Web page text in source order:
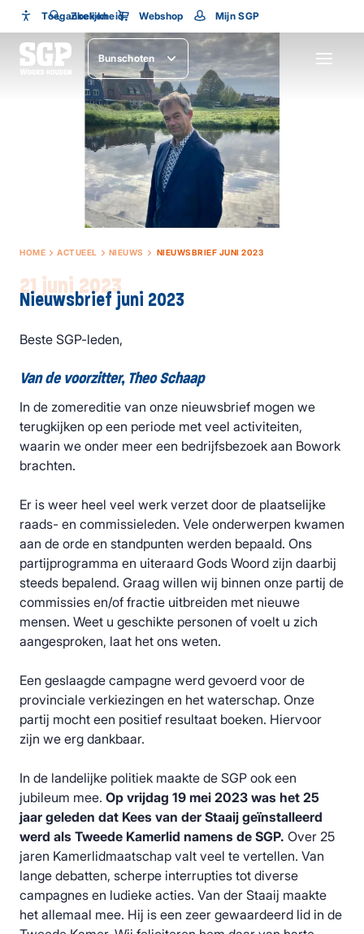
Toegankelijkheid
Toegankelijkheid
Lettergrootte
Zoeken Webshop Mijn SGP
Bunschoten SLUITEN
HOME ACTUEEL NIEUWS NIEUWSBRIEF JUNI 2023
21 juni 2023
Nieuwsbrief juni 2023
Beste SGP-leden,
Van de voorzitter, Theo Schaap
In de zomereditie van onze nieuwsbrief mogen we
terugkijken op een periode met veel activiteiten,
waarin we onder meer een bedrijfsbezoek aan Bowork
brachten.
Er is weer heel veel werk verzet door de plaatselijke
raads- en commissieleden. Vele onderwerpen kwamen
aan de orde en standpunten werden bepaald. Ons
partijprogramma en uiteraard Gods Woord zijn daarbij
steeds bepalend. Graag willen wij binnen onze partij de
commissies en/of fractie uitbreiden met nieuwe
mensen. Weet u geschikte personen of voelt u zich
aangesproken, laat het ons weten.
Een geslaagde campagne werd gevoerd voor de
provinciale verkiezingen en het waterschap. Onze
partij mocht een positief resultaat boeken. Hiervoor
zijn we erg dankbaar.
In de landelijke politiek maakte de SGP ook een
jubileum mee. Op vrijdag 19 mei 2023 was het 25
jaar geleden dat Kees van der Staaij geïnstalleerd
werd als Tweede Kamerlid namens de SGP. Over 25
jaren Kamerlidmaatschap valt veel te vertellen. Van
lange debatten, scherpe interrupties tot diverse
campagnes en ludieke acties. Van der Staaij maakte
het allemaal mee. Hij is een zeer gewaardeerd lid in de